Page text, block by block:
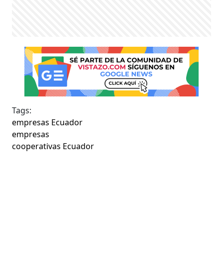
Tags:
empresas Ecuador
empresas
cooperativas Ecuador